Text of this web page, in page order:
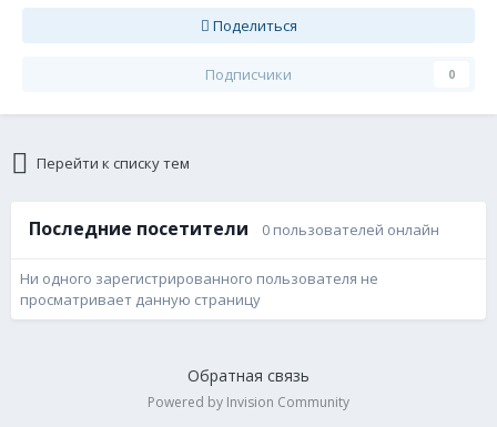
Поделиться
Подписчики 0
Перейти к списку тем
Последние посетители 0 пользователей онлайн
Ни одного зарегистрированного пользователя не
просматривает данную страницу
Обратная связь
Powered by Invision Community